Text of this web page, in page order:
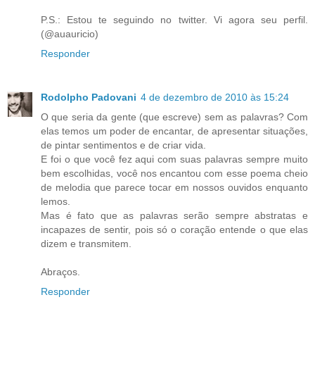
P.S.: Estou te seguindo no twitter. Vi agora seu perfil.
(@auauricio)
Responder
Rodolpho Padovani 4 de dezembro de 2010 às 15:24
O que seria da gente (que escreve) sem as palavras? Com
elas temos um poder de encantar, de apresentar situações,
de pintar sentimentos e de criar vida.
E foi o que você fez aqui com suas palavras sempre muito
bem escolhidas, você nos encantou com esse poema cheio
de melodia que parece tocar em nossos ouvidos enquanto
lemos.
Mas é fato que as palavras serão sempre abstratas e
incapazes de sentir, pois só o coração entende o que elas
dizem e transmitem.
Abraços.
Responder